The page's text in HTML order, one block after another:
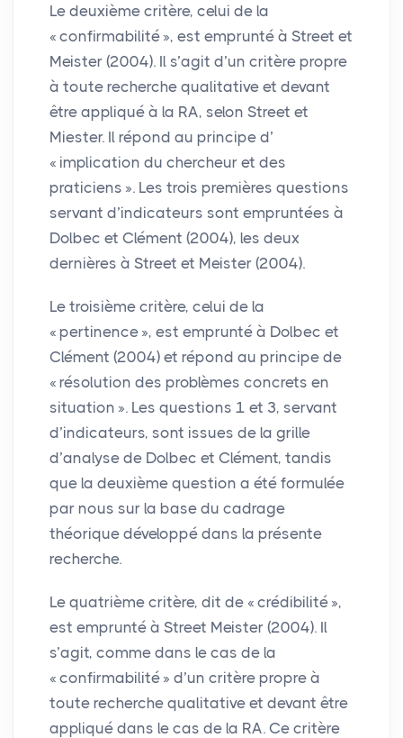
Le deuxième critère, celui de la
« confirmabilité », est emprunté à Street et
Meister (2004). Il s’agit d’un critère propre
à toute recherche qualitative et devant
être appliqué à la RA, selon Street et
Miester. Il répond au principe d’
« implication du chercheur et des
praticiens ». Les trois premières questions
servant d’indicateurs sont empruntées à
Dolbec et Clément (2004), les deux
dernières à Street et Meister (2004).
Le troisième critère, celui de la
« pertinence », est emprunté à Dolbec et
Clément (2004) et répond au principe de
« résolution des problèmes concrets en
situation ». Les questions 1 et 3, servant
d’indicateurs, sont issues de la grille
d’analyse de Dolbec et Clément, tandis
que la deuxième question a été formulée
par nous sur la base du cadrage
théorique développé dans la présente
recherche.
Le quatrième critère, dit de « crédibilité »,
est emprunté à Street Meister (2004). Il
s’agit, comme dans le cas de la
« confirmabilité » d’un critère propre à
toute recherche qualitative et devant être
appliqué dans le cas de la RA. Ce critère